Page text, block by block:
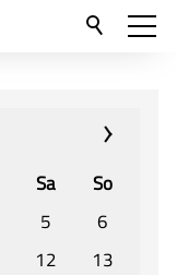
Sa
So
5
6
12
13